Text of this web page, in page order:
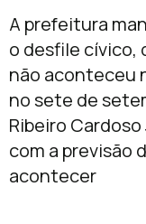
A prefeitura
o desfile cívico,
não aconteceu
no sete de
Ribeiro
com a previsão
acontecer